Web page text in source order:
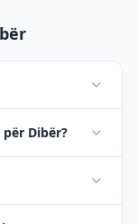
Dibër?